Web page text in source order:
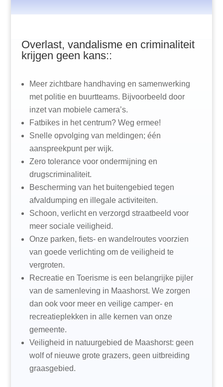
Overlast, vandalisme en criminaliteit
krijgen geen kans::
Meer zichtbare handhaving en samenwerking
met politie en buurtteams. Bijvoorbeeld door
inzet van mobiele camera’s.
Fatbikes in het centrum? Weg ermee!
Snelle opvolging van meldingen; één
aanspreekpunt per wijk.
Zero tolerance voor ondermijning en
drugscriminaliteit.
Bescherming van het buitengebied tegen
afvaldumping en illegale activiteiten.
Schoon, verlicht en verzorgd straatbeeld voor
meer sociale veiligheid.
Onze parken, fiets- en wandelroutes voorzien
van goede verlichting om de veiligheid te
vergroten.
Recreatie en Toerisme is een belangrijke pijler
van de samenleving in Maashorst. We zorgen
dan ook voor meer en veilige camper- en
recreatieplekken in alle kernen van onze
gemeente.
Veiligheid in natuurgebied de Maashorst: geen
wolf of nieuwe grote grazers, geen uitbreiding
graasgebied.